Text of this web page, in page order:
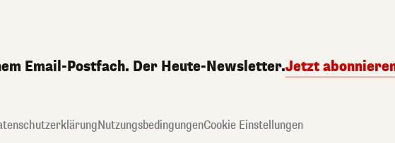
Email-Postfach. Der Heute-Newsletter.Jetzt
NutzungsbedingungenCookie Einstellungen